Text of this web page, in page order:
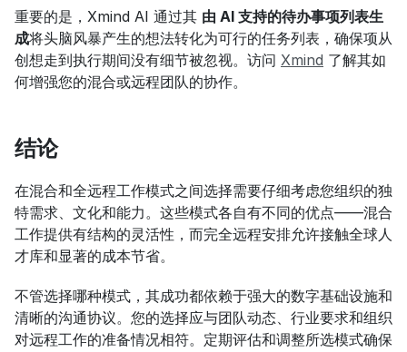
重要的是，Xmind AI 通过其 由 AI 支持的待办事项列表生
成将头脑风暴产生的想法转化为可行的任务列表，确保项从
创想走到执行期间没有细节被忽视。访问 Xmind 了解其如
何增强您的混合或远程团队的协作。
结论
在混合和全远程工作模式之间选择需要仔细考虑您组织的独
特需求、文化和能力。这些模式各自有不同的优点——混合
工作提供有结构的灵活性，而完全远程安排允许接触全球人
才库和显著的成本节省。
不管选择哪种模式，其成功都依赖于强大的数字基础设施和
清晰的沟通协议。您的选择应与团队动态、行业要求和组织
对远程工作的准备情况相符。定期评估和调整所选模式确保